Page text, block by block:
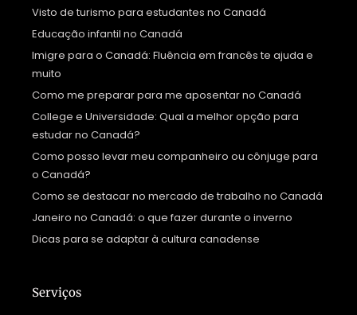
Visto de turismo para estudantes no Canadá
Educação infantil no Canadá
Imigre para o Canadá: Fluência em francês te ajuda e
muito
Como me preparar para me aposentar no Canadá
College e Universidade: Qual a melhor opção para
estudar no Canadá?
Como posso levar meu companheiro ou cônjuge para
o Canadá?
Como se destacar no mercado de trabalho no Canadá
Janeiro no Canadá: o que fazer durante o inverno
Dicas para se adaptar à cultura canadense
Serviços